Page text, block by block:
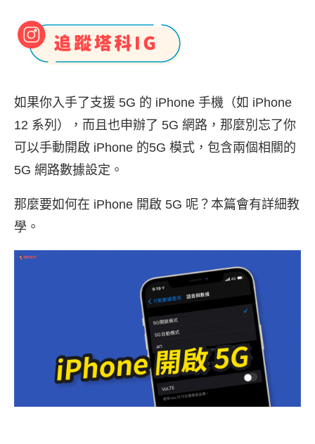
如果你入手了支援 5G 的 iPhone 手機（如 iPhone
12 系列），而且也申辦了 5G 網路，那麼別忘了你
可以手動開啟 iPhone 的5G 模式，包含兩個相關的
5G 網路數據設定。
那麼要如何在 iPhone 開啟 5G 呢？本篇會有詳細教
學。